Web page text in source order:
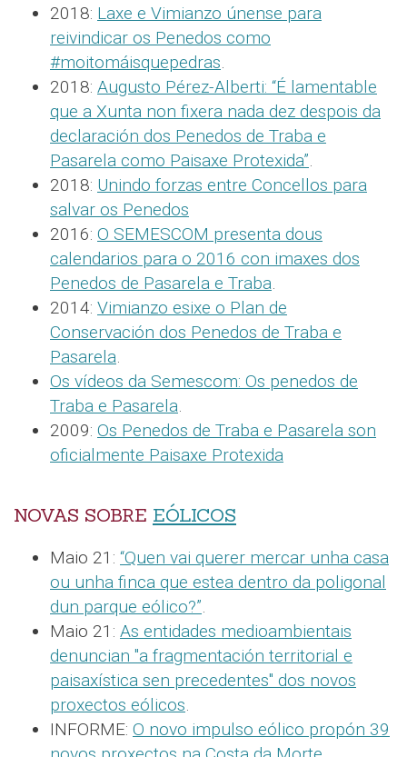
2018: Laxe e Vimianzo únense para
reivindicar os Penedos como
#moitomáisquepedras.
2018: Augusto Pérez-Alberti: “É lamentable
que a Xunta non fixera nada dez despois da
declaración dos Penedos de Traba e
Pasarela como Paisaxe Protexida”.
2018: Unindo forzas entre Concellos para
salvar os Penedos
2016: O SEMESCOM presenta dous
calendarios para o 2016 con imaxes dos
Penedos de Pasarela e Traba.
2014: Vimianzo esixe o Plan de
Conservación dos Penedos de Traba e
Pasarela.
Os vídeos da Semescom: Os penedos de
Traba e Pasarela.
2009: Os Penedos de Traba e Pasarela son
oficialmente Paisaxe Protexida
NOVAS SOBRE EÓLICOS
Maio 21: “Quen vai querer mercar unha casa
ou unha finca que estea dentro da poligonal
dun parque eólico?”.
Maio 21: As entidades medioambientais
denuncian "a fragmentación territorial e
paisaxística sen precedentes" dos novos
proxectos eólicos.
INFORME: O novo impulso eólico propón 39